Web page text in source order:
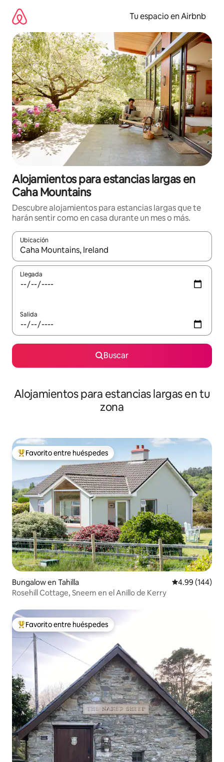
contenido
Tu espacio en Airbnb
Alojamientos para estancias largas en
Caha Mountains
Descubre alojamientos para estancias largas que te
harán sentir como en casa durante un mes o más.
Ubicación
Cuando los resultados estén disponibles, podrás navegar
Llegada
Salida
Buscar
Alojamientos para estancias largas en tu
zona
De los mejores en Favorito entre huéspedes
Favorito entre huéspedes
Bungalow en Tahilla Calificación
4.99 (144)
Rosehill Cottage, Sneem en el Anillo de Kerry
De los mejores en Favorito entre huéspedes
Favorito entre huéspedes